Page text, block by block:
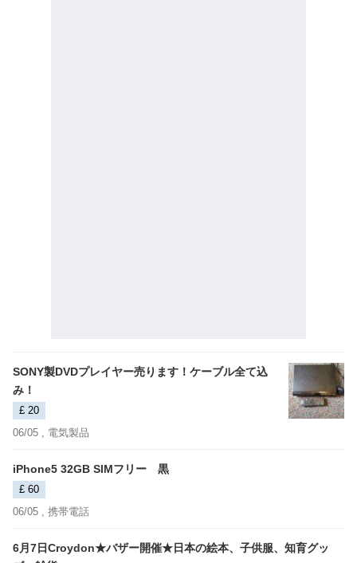
SONY製DVDプレイヤー売ります！ケーブル全て込
み！
£ 20
06/05 , 電気製品
iPhone5 32GB SIMフリー 黒
£ 60
06/05 , 携帯電話
6月7日Croydon★バザー開催★日本の絵本、子供服、知育グッ